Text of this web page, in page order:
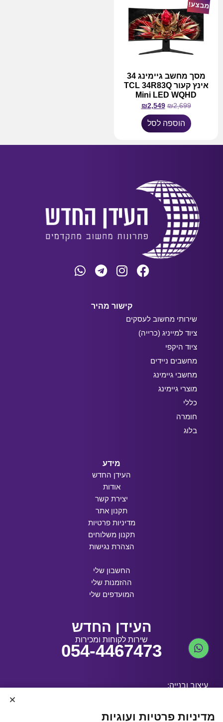
מבצע!
מסך מחשב גיימינג 34
אינץ קעור TCL 34R83Q
Mini LED WQHD
₪2,699
₪2,549
הוספה לסל
קישור מהיר
שירותי מחשוב לעסקים
ציוד למייניג (כרייה)
ציוד היקפי
מחשבים ניידים
מחשבי גיימינג
מוצרי גיימינג
כללי
חומרה
בלוג
מידע
העידן החדש
אודות
יצירת קשר
תקנון אתר
מדיניות פרטיות
תקנון משלוחים
הצהרת נגישות
החשבון שלי
ההזמנות שלי
המועדפים שלי
העידן החדש
שירות לקוחות ומכירות
054-4467473
עיצוב ובנייה:
מדיניות פרטיות ועוגיות